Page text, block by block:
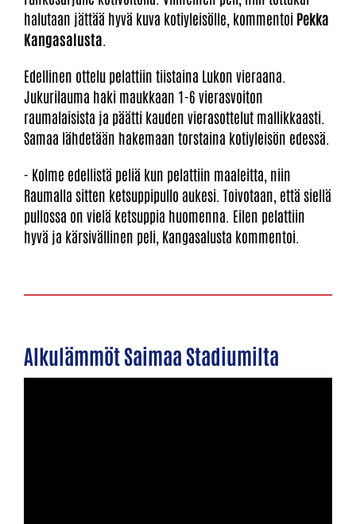
halutaan jättää hyvä kuva kotiyleisölle, kommentoi Pekka
Kangasalusta
Edellinen ottelu pelattiin tiistaina Lukon vieraana.
Jukurilauma haki maukkaan 1-6 vierasvoiton
raumalaisista ja päätti kauden vierasottelut mallikkaasti.
Samaa lähdetään hakemaan torstaina kotiyleisön edessä.
- Kolme edellistä peliä kun pelattiin maaleitta, niin
Raumalla sitten ketsuppipullo aukesi. Toivotaan, että siellä
pullossa on vielä ketsuppia huomenna. Eilen pelattiin
hyvä ja kärsivällinen peli, Kangasalusta kommentoi.
Alkulämmöt Saimaa Stadiumilta